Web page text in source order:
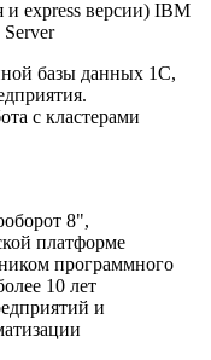
и express версии) IBM
базы данных 1С,
с кластерами
8",
платформе
программного
10 лет
и